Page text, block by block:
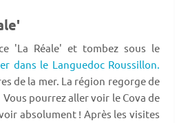
'La Réale' et tombez sous le
dans le Languedoc Roussillon.
de la mer. La région regorge de
pourrez aller voir le Cova de
absolument ! Après les visites